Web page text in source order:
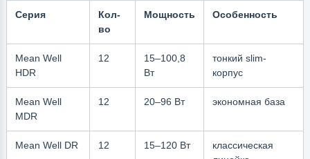
Серия
Кол-
во
Мощность Особенность
Mean Well
HDR
12
15–100,8
Вт
тонкий slim-
корпус
Mean Well
MDR
12 20–96 Вт экономная база
Mean Well DR 12 15–120 Вт
классическая